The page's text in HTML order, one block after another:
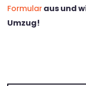
Formularaus und
Umzug!